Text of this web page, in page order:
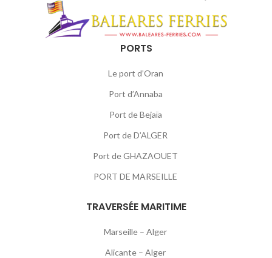
PORTS
Le port d’Oran
Port d’Annaba
Port de Bejaïa
Port de D’ALGER
Port de GHAZAOUET
PORT DE MARSEILLE
TRAVERSÉE MARITIME
Marseille – Alger
Alicante – Alger